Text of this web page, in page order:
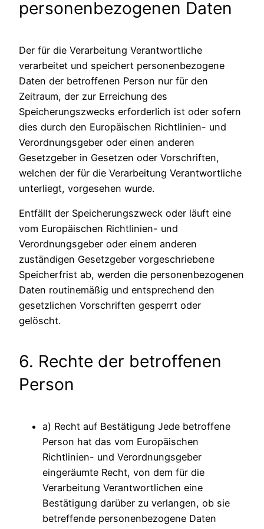
personenbezogenen Daten
Der für die Verarbeitung Verantwortliche
verarbeitet und speichert personenbezogene
Daten der betroffenen Person nur für den
Zeitraum, der zur Erreichung des
Speicherungszwecks erforderlich ist oder sofern
dies durch den Europäischen Richtlinien- und
Verordnungsgeber oder einen anderen
Gesetzgeber in Gesetzen oder Vorschriften,
welchen der für die Verarbeitung Verantwortliche
unterliegt, vorgesehen wurde.
Entfällt der Speicherungszweck oder läuft eine
vom Europäischen Richtlinien- und
Verordnungsgeber oder einem anderen
zuständigen Gesetzgeber vorgeschriebene
Speicherfrist ab, werden die personenbezogenen
Daten routinemäßig und entsprechend den
gesetzlichen Vorschriften gesperrt oder
gelöscht.
6. Rechte der betroffenen
Person
a) Recht auf Bestätigung Jede betroffene
Person hat das vom Europäischen
Richtlinien- und Verordnungsgeber
eingeräumte Recht, von dem für die
Verarbeitung Verantwortlichen eine
Bestätigung darüber zu verlangen, ob sie
betreffende personenbezogene Daten